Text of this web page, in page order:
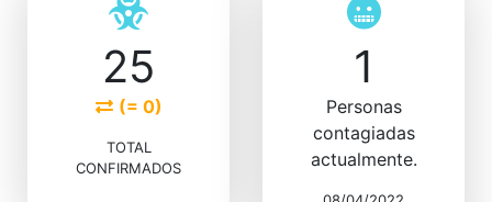
25
(= 0)
TOTAL
CONFIRMADOS
1
Personas
contagiadas
actualmente.